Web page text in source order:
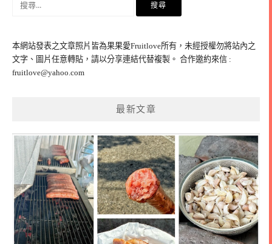
鍵
字:
本網站發表之文章照片皆為果果愛Fruitlove所有，未經授權勿將站內之
文字、圖片任意轉貼，請以分享連結代替複製。 合作邀約來信 :
fruitlove@yahoo.com
最新文章